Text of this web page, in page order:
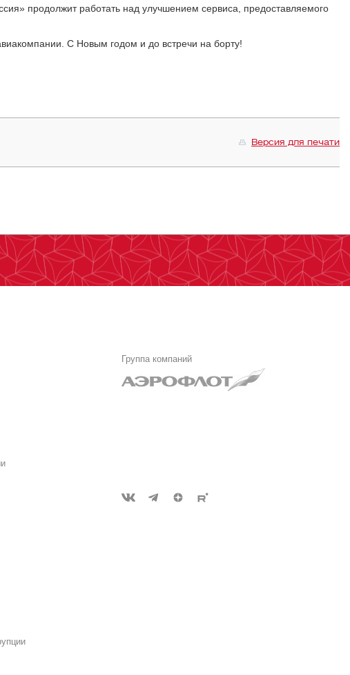
продолжит работать над улучшением сервиса, предоставляемого
С Новым годом и до встречи на борту!
Версия для печати
Группа компаний